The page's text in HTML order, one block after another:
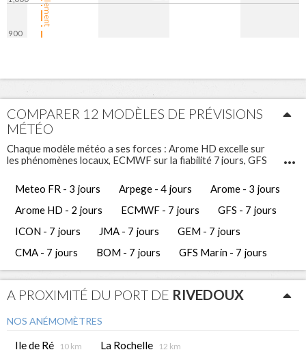
900
COMPARER 12 MODÈLES DE PRÉVISIONS
MÉTÉO
Chaque modèle météo a ses forces : Arome HD excelle sur
les phénomènes locaux, ECMWF sur la fiabilité 7 jours, GFS
meilleures décisions de navigation.
Infosvent vous propose 12 modèles météo différents pour
Rivedoux . Ces prévisions météo gratuites vous permettent
d'avoir une vue complète et de comparer les tendances
météorologiques des jours à venir.
Meteo FR - 3 jours Arpege - 4 jours
Arome - 3 jours
Arome HD - 2 jours
ECMWF - 7 jours
GFS - 7 jours
ICON - 7 jours
JMA - 7 jours
GEM - 7 jours
CMA - 7 jours
BOM - 7 jours GFS Marin - 7 jours
A PROXIMITÉ DU PORT DE RIVEDOUX
NOS ANÉMOMÈTRES
Ile de Ré 10 km La Rochelle 12 km